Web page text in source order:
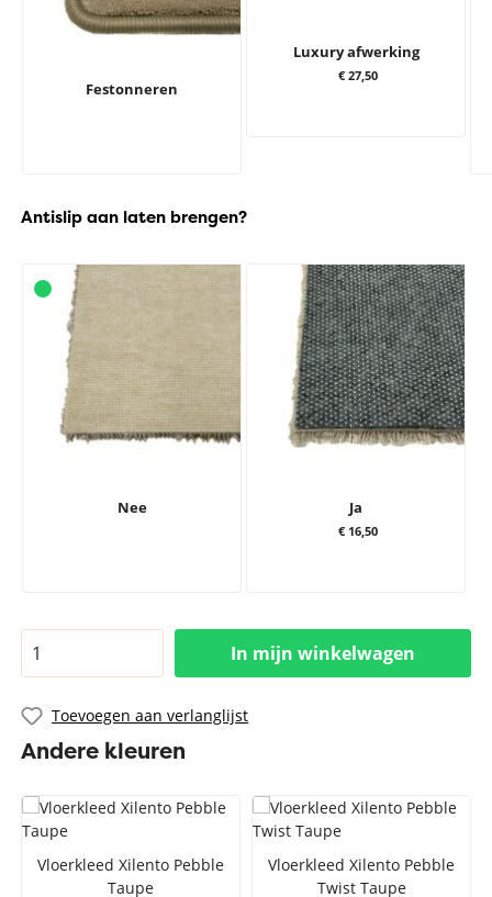
Festonneren
Luxury afwerking
€ 27,50
Antislip aan laten brengen?
Nee Ja
€ 16,50
In mijn winkelwagen
Toevoegen aan verlanglijst
Andere kleuren
Vloerkleed Xilento Pebble
Taupe
Vloerkleed Xilento Pebble
Twist Taupe